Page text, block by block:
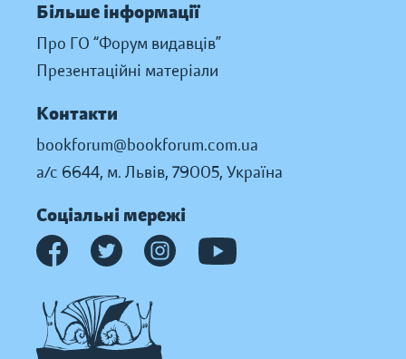
Більше інформації
Про ГО “Форум видавців”
Презентаційні матеріали
Контакти
bookforum@bookforum.com.ua
а/с 6644, м. Львів, 79005, Україна
Соціальні мережі